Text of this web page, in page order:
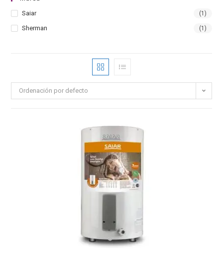
Saiar
(1)
Sherman (1)
Ordenación por defecto